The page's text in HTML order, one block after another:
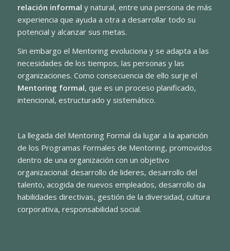
relación informal y natural, entre una persona de más
experiencia que ayuda a otra a desarrollar todo su
potencial y alcanzar sus metas.
Sin embargo el Mentoring evoluciona y se adapta a las
necesidades de los tiempos, las personas y las
organizaciones. Como consecuencia de ello surje el
Mentoring formal, que es un proceso planificado,
intencional, estructurado y sistemático.
La llegada del Mentoring Formal da lugar a la aparición
de los Programas Formales de Mentoring, promovidos
dentro de una organización con un objetivo
organizacional: desarrollo de lideres, desarrollo del
talento, acogida de nuevos empleados, desarrollo da
habilidades directivas, gestión de la diversidad, cultura
corporativa, responsabilidad social.